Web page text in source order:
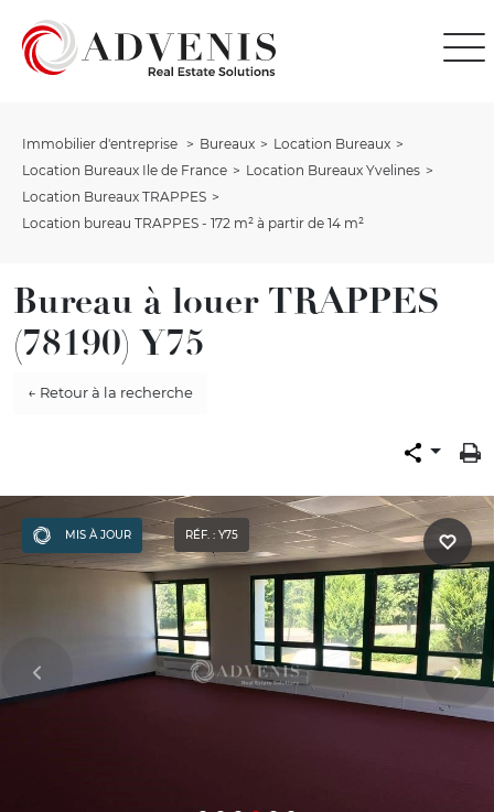
Immobilier d'entreprise Bureaux
Location Bureaux
Location Bureaux Ile de France
Location Bureaux Yvelines
Location Bureaux TRAPPES
Location bureau TRAPPES - 172 m² à partir de 14 m²
Bureau à louer TRAPPES
(78190) Y75
← Retour à la recherche
MIS À JOUR RÉF. : Y75